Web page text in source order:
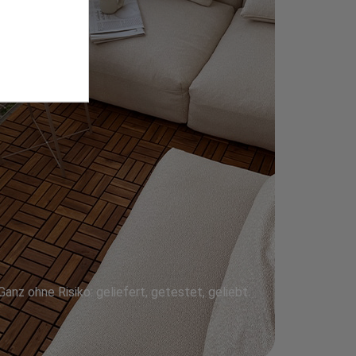
ohne Risiko: geliefert, getestet, geliebt.